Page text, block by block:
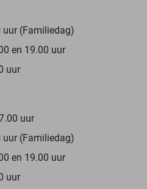
(Familiedag)
en 19.00 uur
uur
uur
(Familiedag)
en 19.00 uur
uur